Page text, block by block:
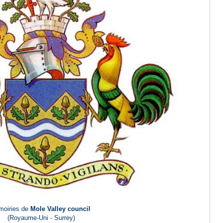
de Mole Valley council
(Royaume-Uni - Surrey)